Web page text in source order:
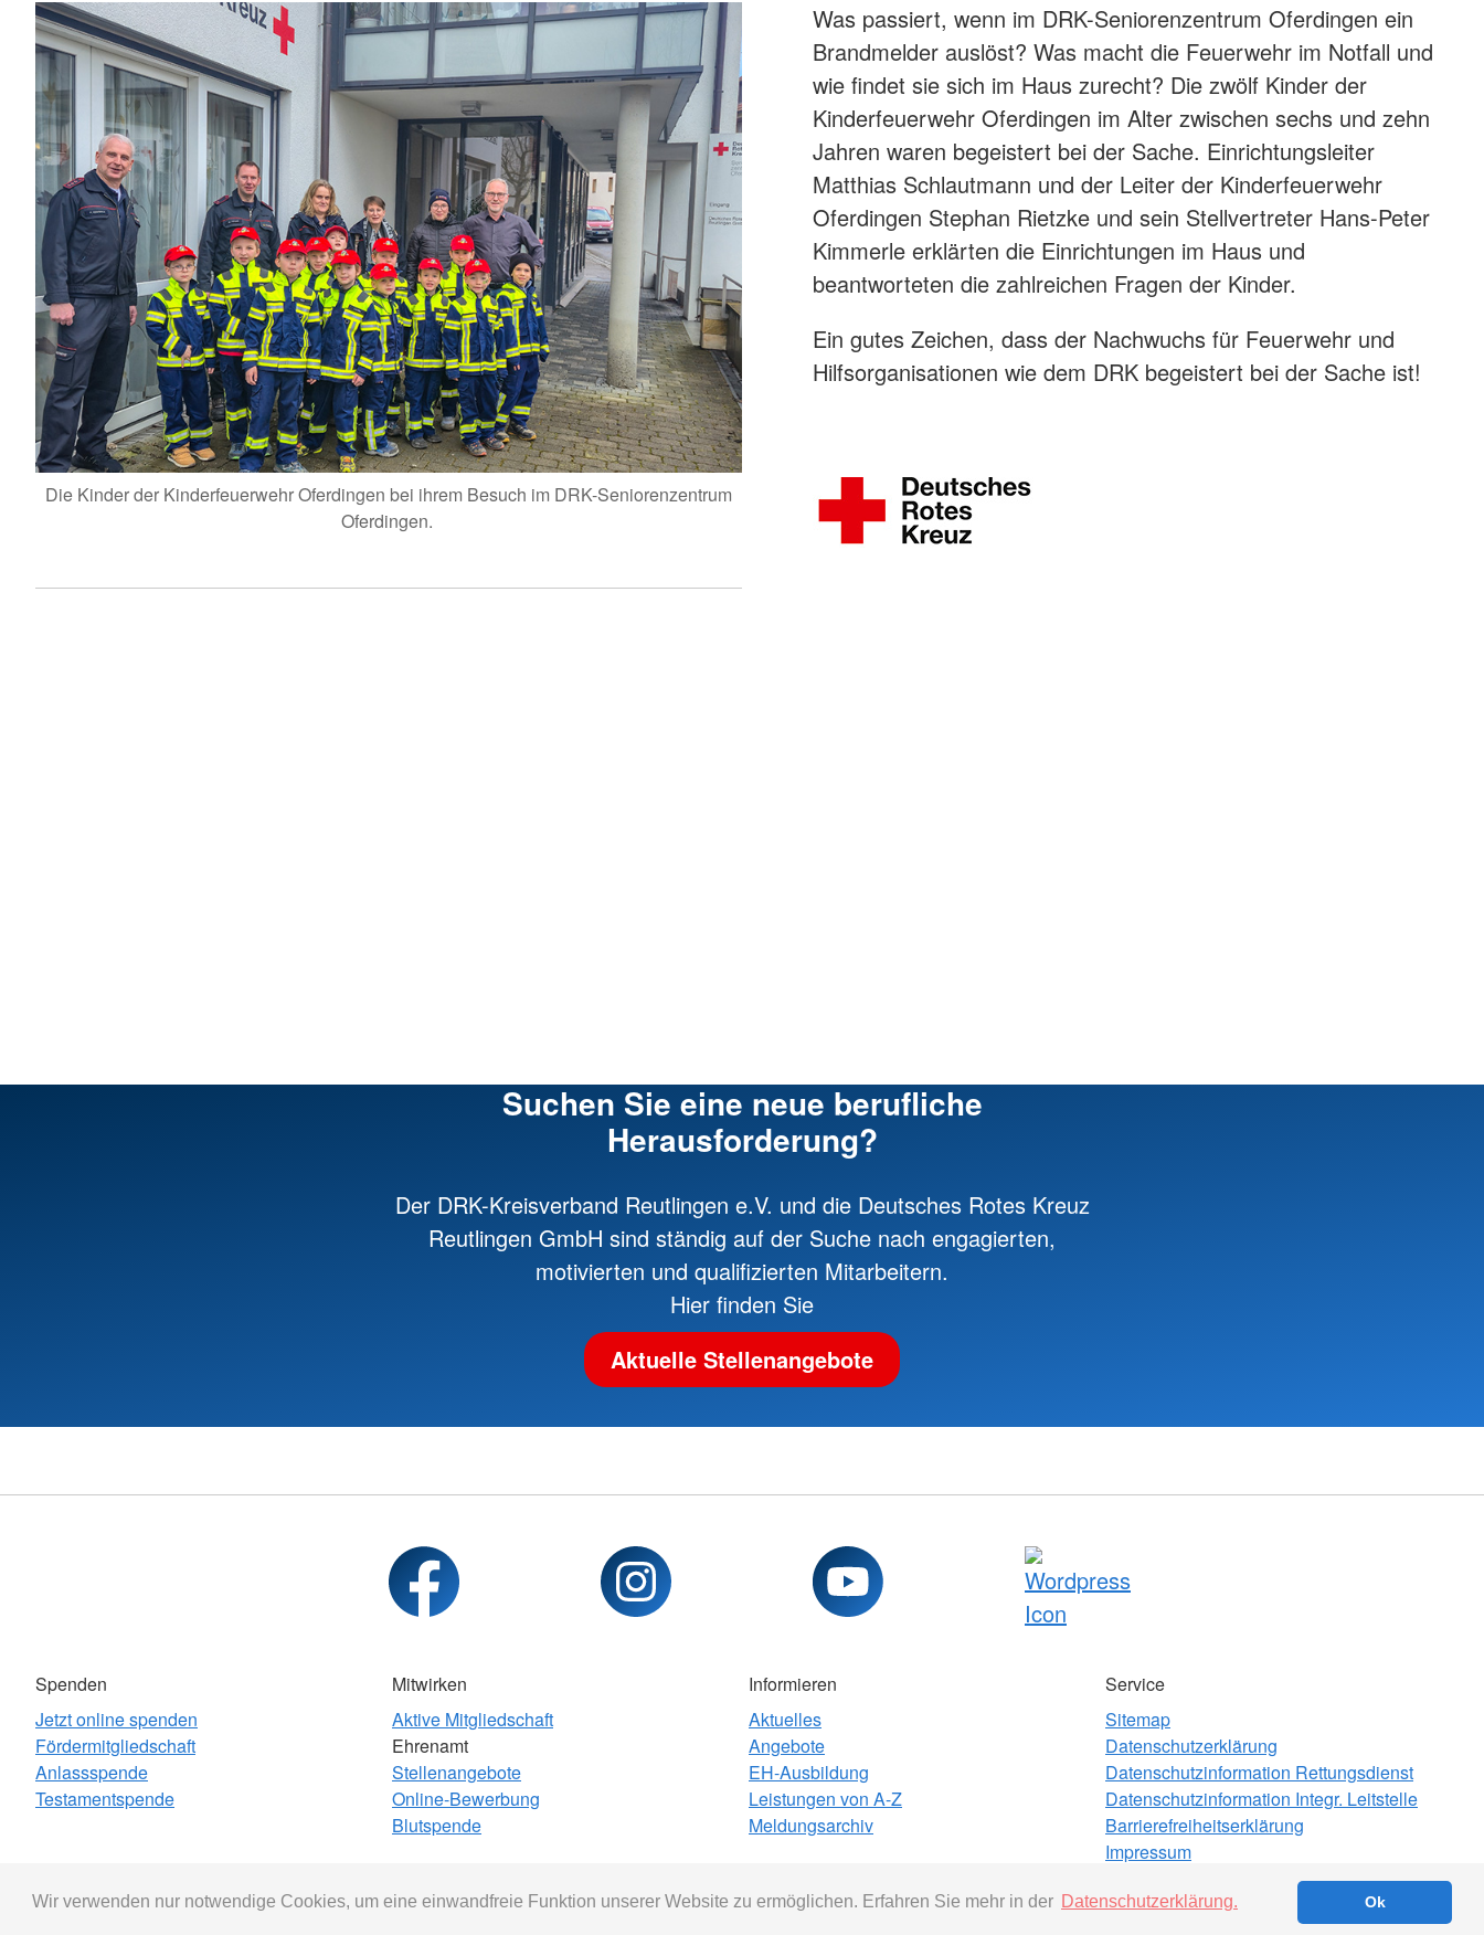
Wir verwenden nur notwendige Cookies, um eine einwandfreie Funktion unserer Website zu ermöglichen. Erfahren Sie mehr in der Datenschutzerklärung. Ok
Die Kinder der Kinderfeuerwehr Oferdingen bei ihrem Besuch im DRK-Seniorenzentrum
Oferdingen.
Was passiert, wenn im DRK-Seniorenzentrum Oferdingen ein
Brandmelder auslöst? Was macht die Feuerwehr im Notfall und
wie findet sie sich im Haus zurecht? Die zwölf Kinder der
Kinderfeuerwehr Oferdingen im Alter zwischen sechs und zehn
Jahren waren begeistert bei der Sache. Einrichtungsleiter
Matthias Schlautmann und der Leiter der Kinderfeuerwehr
Oferdingen Stephan Rietzke und sein Stellvertreter Hans-Peter
Kimmerle erklärten die Einrichtungen im Haus und
beantworteten die zahlreichen Fragen der Kinder.
Ein gutes Zeichen, dass der Nachwuchs für Feuerwehr und
Hilfsorganisationen wie dem DRK begeistert bei der Sache ist!
Suchen Sie eine neue berufliche
Herausforderung?
Der DRK-Kreisverband Reutlingen e.V. und die Deutsches Rotes Kreuz
Reutlingen GmbH sind ständig auf der Suche nach engagierten,
motivierten und qualifizierten Mitarbeitern.
Hier finden Sie
Aktuelle Stellenangebote
Spenden
Jetzt online spenden
Fördermitgliedschaft
Anlassspende
Testamentspende
Mitwirken
Aktive Mitgliedschaft
Ehrenamt
Stellenangebote
Online-Bewerbung
Blutspende
Informieren
Aktuelles
Angebote
EH-Ausbildung
Leistungen von A-Z
Meldungsarchiv
Service
Sitemap
Datenschutzerklärung
Datenschutzinformation Rettungsdienst
Datenschutzinformation Integr. Leitstelle
Barrierefreiheitserklärung
Impressum
Beauftragter für Medizinproduktesicherheit